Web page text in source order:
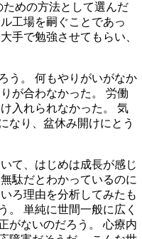
めの方法として選んだ
工場を嗣ぐことであっ
手で勉強させてもらい、
う。 何もやりがいがなか
が合わなかった。 労働
入れられなかった。 気
なり、盆休み開けにとう
て、はじめは成長が感じ
駄だとわかっているのに
ろ理由を分析してみたも
。 単純に世間一般に広く
がないのだろう。 心療内